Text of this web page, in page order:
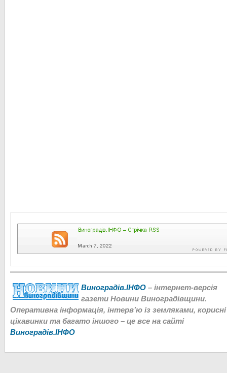
Виноградів.ІНФО – інтернет-версія
газети Новини Виноградівщини.
Оперативна інформація, інтерв’ю із земляками, корисні
цікавинки та багато іншого – це все на сайті
Виноградів.ІНФО